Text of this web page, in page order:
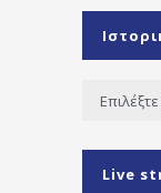
Ιστορικό
Live